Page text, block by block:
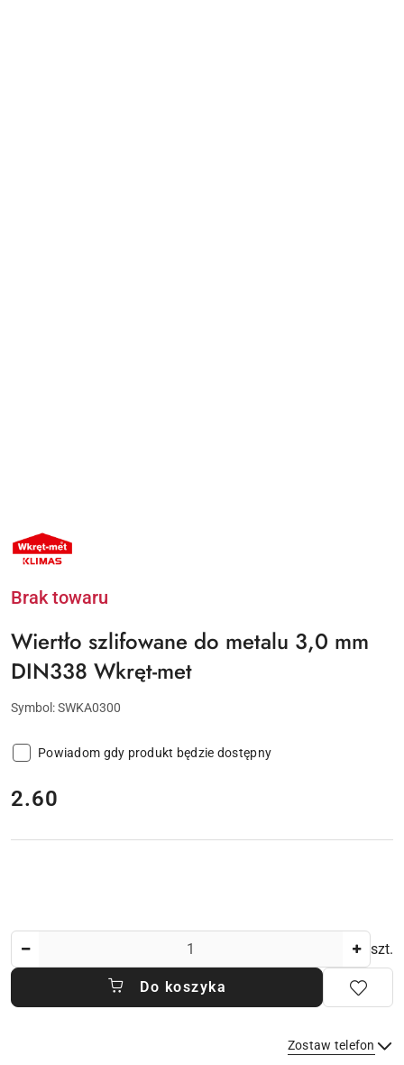
NAZWA
PRODUCENTA:
KLIMAS
Brak towaru
Wiertło szlifowane do metalu 3,0 mm
DIN338 Wkręt-met
Symbol:SWKA0300
Powiadom gdy produkt będzie dostępny
cena:
2.60
szt.
Do koszyka
Zostaw telefon